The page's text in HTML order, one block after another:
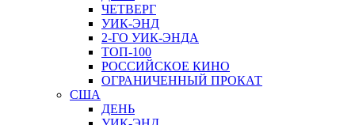
ЧЕТВЕРГ
УИК-ЭНД
2-ГО УИК-ЭНДА
ТОП-100
РОССИЙСКОЕ КИНО
ОГРАНИЧЕННЫЙ ПРОКАТ
США
ДЕНЬ